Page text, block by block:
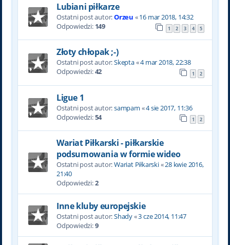
Lubiani piłkarze
Ostatni post autor:Orzeu «16 mar 2018, 14:32
Odpowiedzi: 149 1 2 3 4 5
Złoty chłopak ;-)
Ostatni post autor:Skepta«4 mar 2018, 22:38
Odpowiedzi:42 1 2
Ligue 1
Ostatni post autor:sampam «4 sie 2017, 11:36
Odpowiedzi:54 1 2
Wariat Piłkarski - piłkarskie
podsumowania w formie wideo
Ostatni post autor:Wariat Piłkarski«28 kwie 2016,
21:40
Odpowiedzi:2
Inne kluby europejskie
Ostatni post autor:Shady«3 cze 2014, 11:47
Odpowiedzi:9